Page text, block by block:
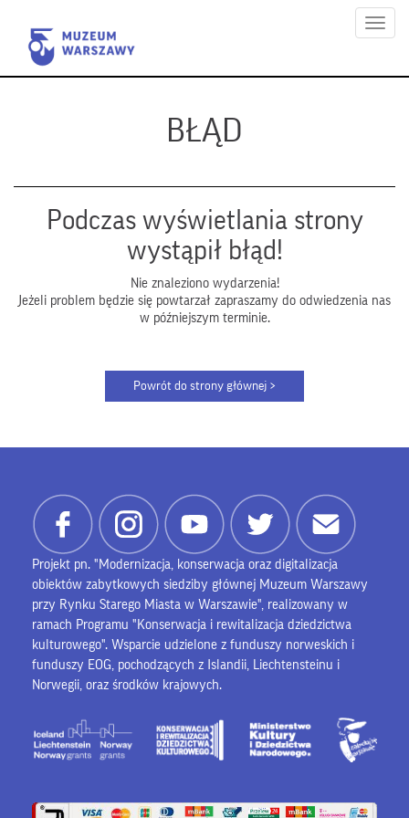
Menu
BŁĄD
Podczas wyświetlania strony
wystąpił błąd!
Nie znaleziono wydarzenia!
Jeżeli problem będzie się powtarzał zapraszamy do odwiedzenia nas
w późniejszym terminie.
Projekt pn. "Modernizacja, konserwacja oraz digitalizacja
obiektów zabytkowych siedziby głównej Muzeum Warszawy
przy Rynku Starego Miasta w Warszawie", realizowany w
ramach Programu "Konserwacja i rewitalizacja dziedzictwa
kulturowego". Wsparcie udzielone z funduszy norweskich i
funduszy EOG, pochodzących z Islandii, Liechtensteinu i
Norwegii, oraz środków krajowych.